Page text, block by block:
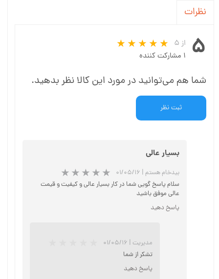
نظرات
۵ از ۵
۱ مشارکت کننده
شما هم می‌توانید در مورد این کالا نظر بدهید.
ثبت نظر
بسیار عالی
بیدخام هستم | ۰۱/۰۵/۱۶
سلام پاسخ گویی شما در کار بسیار عالی و کیفیت و قیمت
عالی موفق باشید
پاسخ دهید
مدیریت | ۰۱/۰۵/۱۶
تشکر از شما
پاسخ دهید